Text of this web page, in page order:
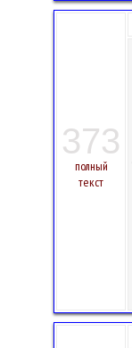
373
полный
текст